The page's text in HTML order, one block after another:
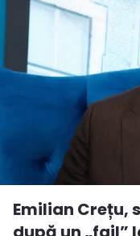
Emilian